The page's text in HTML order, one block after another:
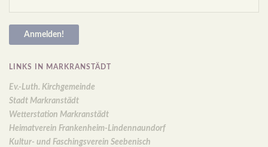
LINKS IN MARKRANSTÄDT
Ev.-Luth. Kirchgemeinde
Stadt Markranstädt
Wetterstation Markranstädt
Heimatverein Frankenheim-Lindennaundorf
Kultur- und Faschingsverein Seebenisch